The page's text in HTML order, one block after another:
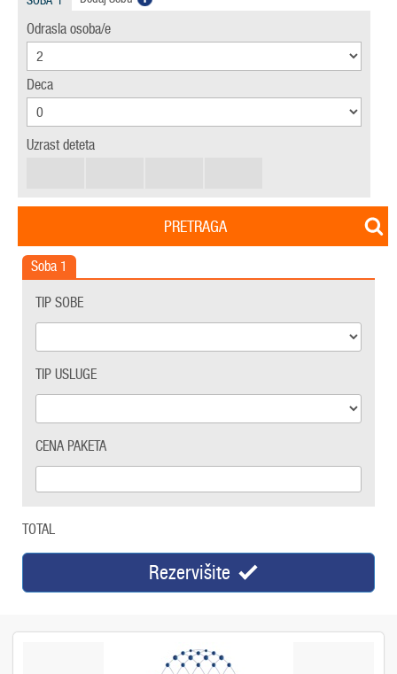
Odrasla osoba/e
Deca
Uzrast deteta
PRETRAGA
Soba 1
TIP SOBE
TIP USLUGE
CENA PAKETA
TOTAL
Rezervišite